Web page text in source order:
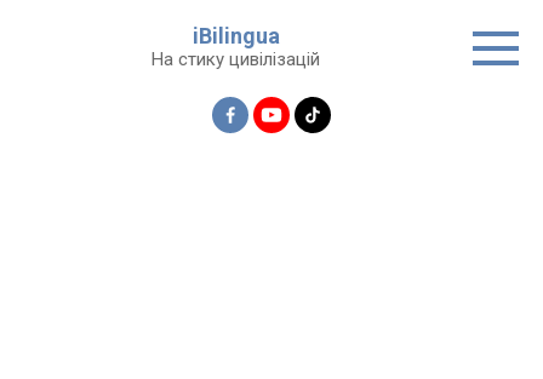
iBilingua
На стику цивілізацій